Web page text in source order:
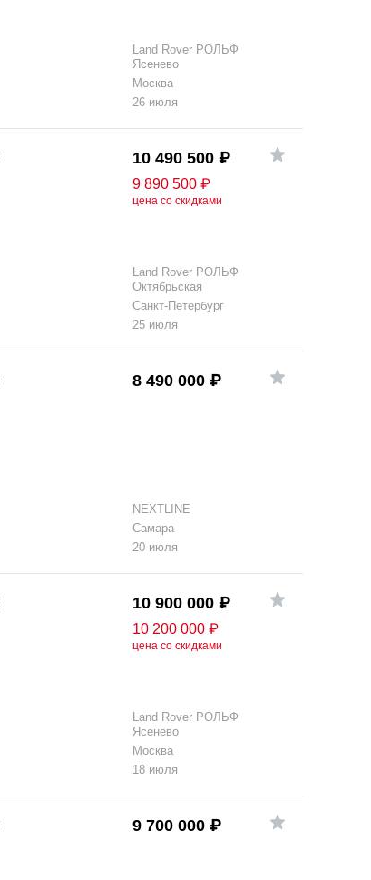
Land Rover РОЛЬФ
Ясенево
Москва
26 июля
10 490 500 ₽
9 890 500 ₽
цена со скидками
Land Rover РОЛЬФ
Октябрьская
Санкт-Петербург
25 июля
8 490 000 ₽
NEXTLINE
Самара
20 июля
10 900 000 ₽
10 200 000 ₽
цена со скидками
Land Rover РОЛЬФ
Ясенево
Москва
18 июля
9 700 000 ₽